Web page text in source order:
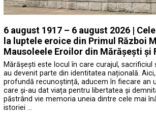
6 august 1917 – 6 august 2026 |
la luptele eroice din Primul Război
Mausoleele Eroilor din Mărășești și
Mărășești este locul în care curajul, sacrificiul
au devenit parte din identitatea națională.
profundă recunoștință, aducem în fiecare an
care și-au dat viața pentru libertatea și
păstrând vie memoria uneia dintre cele mai
istoriei …